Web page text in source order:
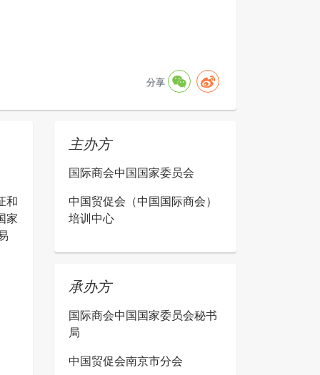
分享
和
家
主办方
国际商会中国国家委员会
中国贸促会（中国国际商会）
培训中心
承办方
国际商会中国国家委员会秘书
局
中国贸促会南京市分会